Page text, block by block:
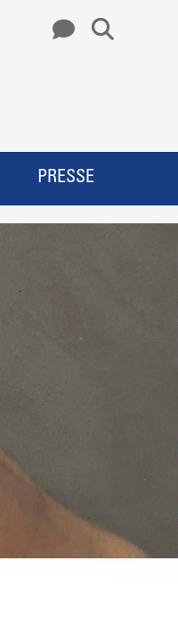
PRESSE